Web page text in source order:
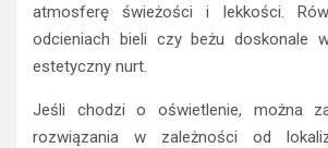
atmosferę świeżości i lekkości.
odcieniach bieli czy beżu doskonale
estetyczny nurt.
Jeśli chodzi o oświetlenie, można
rozwiązania w zależności od